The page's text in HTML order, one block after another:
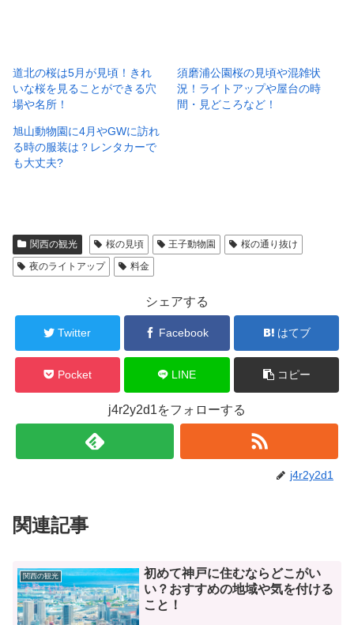
道北の桜は5月が見頃！きれ
いな桜を見ることができる穴
場や名所！
須磨浦公園桜の見頃や混雑状
況！ライトアップや屋台の時
間・見どころなど！
旭山動物園に4月やGWに訪れ
る時の服装は？レンタカーで
も大丈夫?
関西の観光 桜の見頃 王子動物園
桜の通り抜け
夜のライトアップ
料金
シェアする
Twitter Facebook はてブ
Pocket LINE コピー
j4r2y2d1をフォローする
j4r2y2d1
関連記事
関西の観光
初めて神戸に住むならどこがい
い？おすすめの地域や気を付ける
こと！